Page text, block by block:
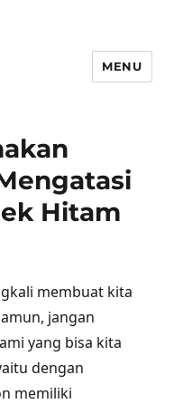
MENU
Hitam
membuat kita
jangan
yang bisa kita
dengan
memiliki